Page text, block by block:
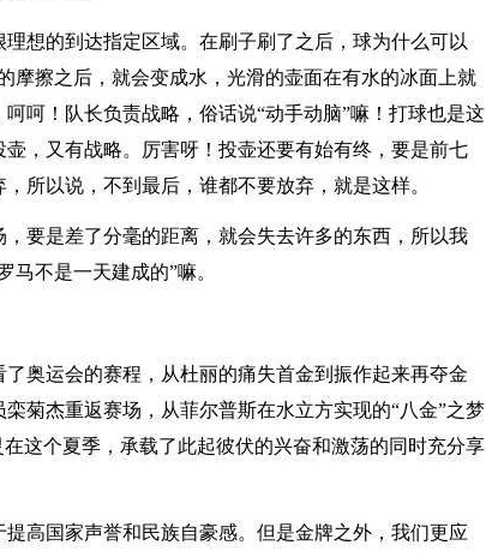
想的到达指定区域。在刷子刷了之后，球为什么可以
摩擦之后，就会变成水，光滑的壶面在有水的冰面上就
呵！队长负责战略，俗话说“动手动脑”嘛！打球也是这
，又有战略。厉害呀！投壶还要有始有终，要是前七
所以说，不到最后，谁都不要放弃，就是这样。
要是差了分毫的距离，就会失去许多的东西，所以我
不是一天建成的”嘛。
奥运会的赛程，从杜丽的痛失首金到振作起来再夺金
菊杰重返赛场，从菲尔普斯在水立方实现的“八金”之梦
这个夏季，承载了此起彼伏的兴奋和激荡的同时充分享
高国家声誉和民族自豪感。但是金牌之外，我们更应